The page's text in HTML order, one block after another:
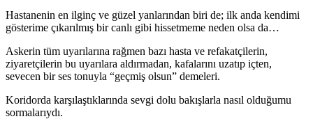
Hastanenin en ilginç ve güzel yanlarından biri de; ilk anda kendimi
gösterime çıkarılmış bir canlı gibi hissetmeme neden olsa da…
Askerin tüm uyarılarına rağmen bazı hasta ve refakatçilerin,
ziyaretçilerin bu uyarılara aldırmadan, kafalarını uzatıp içten,
sevecen bir ses tonuyla “geçmiş olsun” demeleri.
Koridorda karşılaştıklarında sevgi dolu bakışlarla nasıl olduğumu
sormalarıydı.